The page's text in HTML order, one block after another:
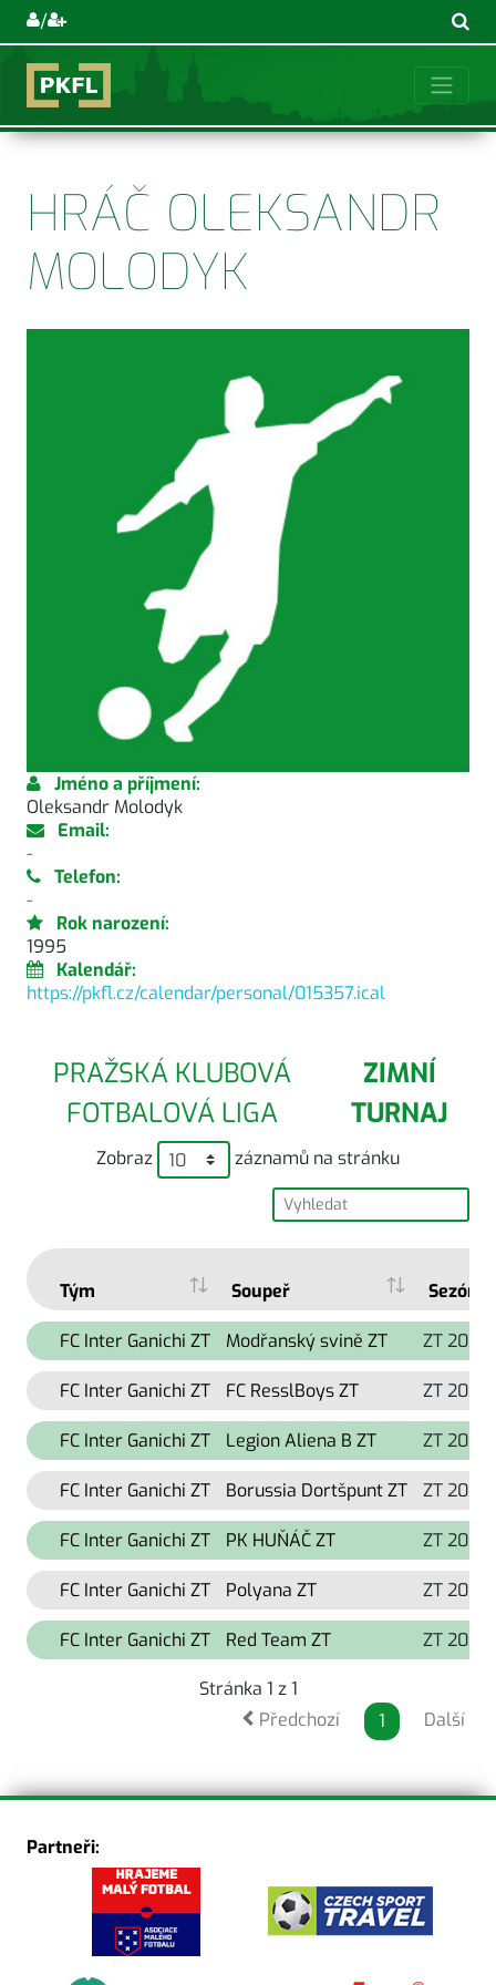
/
HRÁČ OLEKSANDR
MOLODYK
Jméno a příjmení:
Oleksandr Molodyk
Email:
-
Telefon:
-
Rok narození:
1995
Kalendář:
https://pkfl.cz/calendar/personal/015357.ical
PRAŽSKÁ KLUBOVÁ
FOTBALOVÁ LIGA
ZIMNÍ
TURNAJ
Zobraz záznamů na stránku
Tým Soupeř Sezóna
FC Inter Ganichi ZT Modřanský svině ZT ZT 2025
FC Inter Ganichi ZT FC ResslBoys ZT ZT 2025
FC Inter Ganichi ZT Legion Aliena B ZT ZT 2024
FC Inter Ganichi ZT Borussia Dortšpunt ZT ZT 2024
FC Inter Ganichi ZT PK HUŇÁČ ZT ZT 2024
FC Inter Ganichi ZT Polyana ZT ZT 2024
FC Inter Ganichi ZT Red Team ZT ZT 2024
Stránka 1 z 1
Předchozí
1 Další
Partneři: